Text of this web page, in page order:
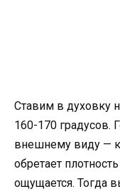
Ставим в духовку
160-170 градусов.
внешнему виду —
обретает
ощущается. Тогда